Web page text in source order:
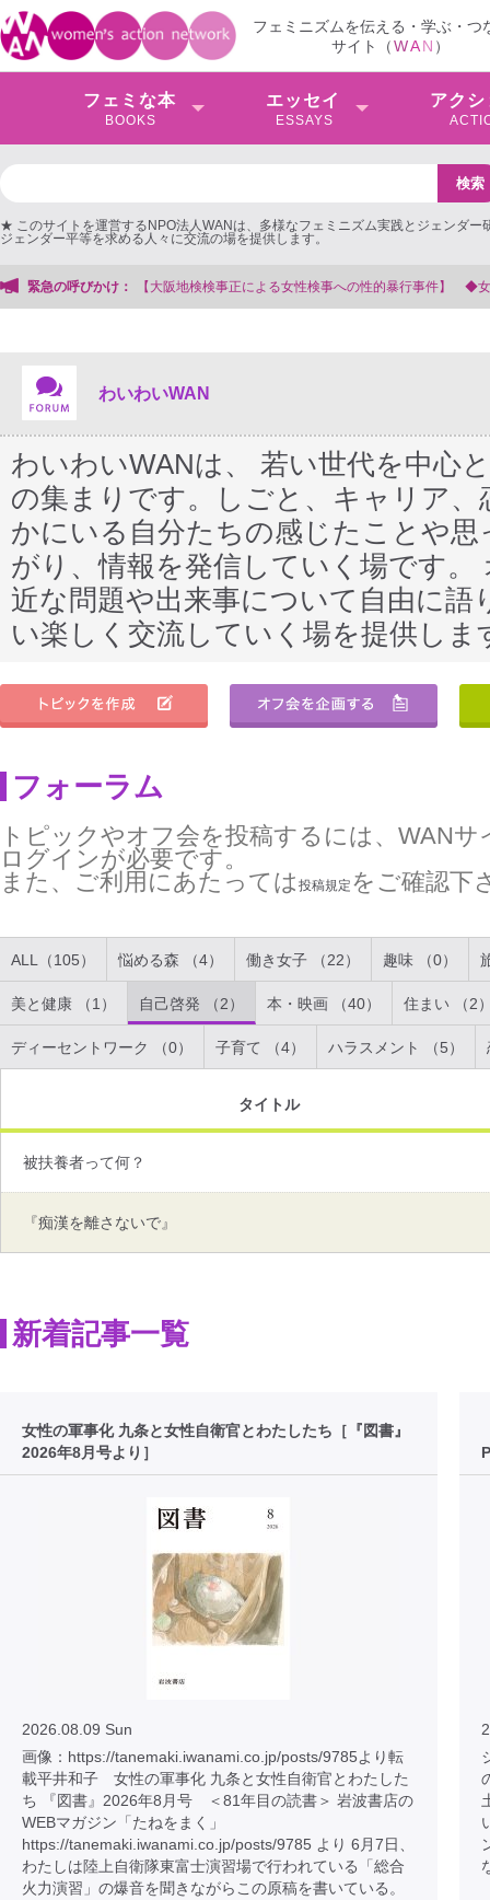
フェミニズムを伝える・学ぶ・つ
サイト（WAN ）
フェミな本
BOOKS
エッセイ
ESSAYS
アクシ
★ このサイトを運営するNPO法人WANは、多様なフェミニズム実践とジェンダー
ジェンダー平等を求める人々に交流の場を提供します。
緊急の呼びかけ：
◆女性検事を支援する会事務局
わいわいWAN
わいわいWANは、 若い世代を中心
の集まりです。しごと、キャリア
かにいる自分たちの感じたことや
がり、情報を発信していく場です
近な問題や出来事について自由に
い楽しく交流していく場を提供しま
フォーラム
トピックやオフ会を投稿するには、WAN
ログインが必要です。
また、ご利用にあたっては 投稿規定 をご確認下
ALL（105） 悩める森 （4） 働き女子 （22） 趣味 （0）
美と健康 （1） 自己啓発 （2） 本・映画 （40） 住まい （2
ディーセントワーク （0） 子育て （4） ハラスメント （5）
タイトル
被扶養者って何？
『痴漢を離さないで』
新着記事一覧
女性の軍事化 九条と女性自衛官とわたしたち［『図書』
2026年8月号より］
2026.08.09 Sun
画像：https://tanemaki.iwanami.co.jp/posts/9785より転
載平井和子 女性の軍事化 九条と女性自衛官とわたした
ち 『図書』2026年8月号 ＜81年目の読書＞ 岩波書店の
WEBマガジン「たねをまく」
https://tanemaki.iwanami.co.jp/posts/9785 より 6月7日、
わたしは陸上自衛隊東富士演習場で行われている「総合
火力演習」の爆音を聞きながらこの原稿を書いている。